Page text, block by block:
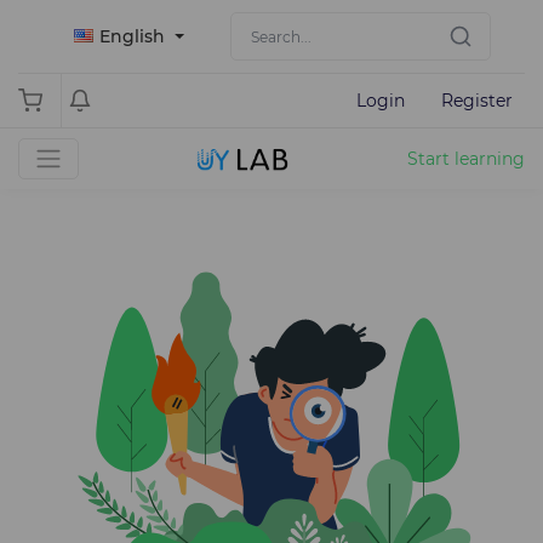
English
Login Register
Start learning